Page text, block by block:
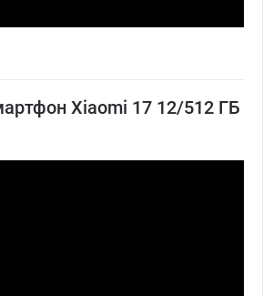
Xiaomi 17 12/512 ГБ